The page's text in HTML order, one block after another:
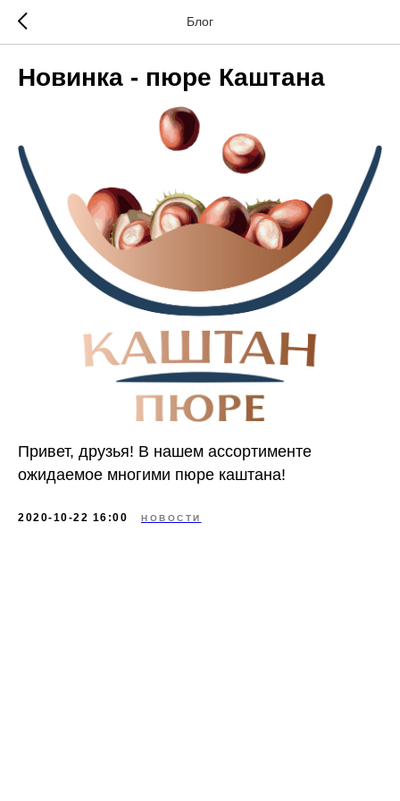
Блог
Новинка - пюре Каштана
Привет, друзья! В нашем ассортименте
ожидаемое многими пюре каштана!
2020-10-22 16:00 НОВОСТИ